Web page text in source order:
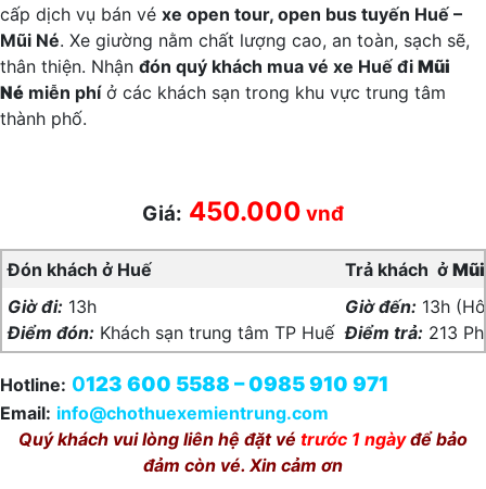
cấp dịch vụ bán vé xe open tour, open bus tuyến Huế –
Mũi Né. Xe giường nằm chất lượng cao, an toàn, sạch sẽ,
thân thiện. Nhận đón quý khách mua vé xe Huế đi Mũi
Né miễn phíở các khách sạn trong khu vực trung tâm
thành phố.
Giá: 450.000 vnđ
Đón khách ở Huế Trả khách ở
Giờ đi: 13h
Điểm đón: Khách sạn trung tâm TP Huế
Giờ đến: 13h
Điểm trả: 213
Hotline: 0123 600 5588 – 0985 910 971
Email: info@chothuexemientrung.com
Quý khách vui lòng liên hệ đặt vé trước 1 ngàyđể bảo
đảm còn vé. Xin cảm ơn